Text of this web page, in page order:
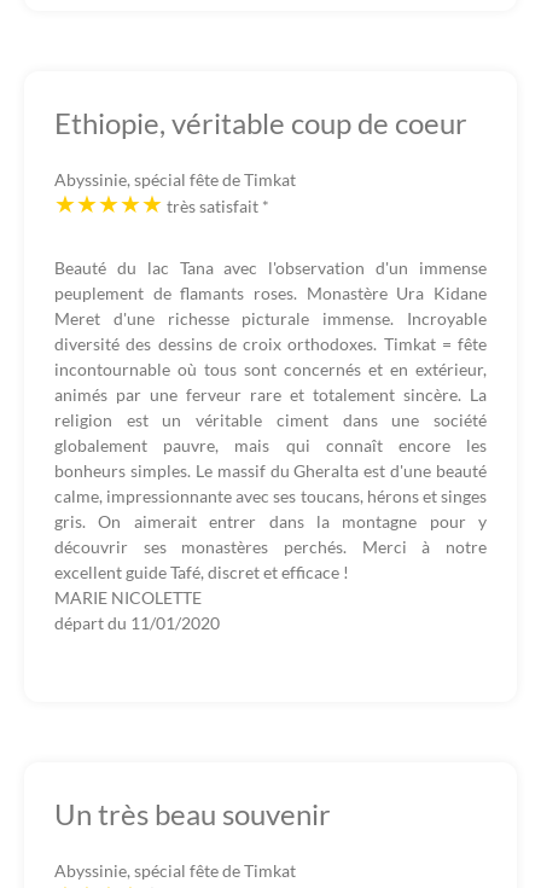
Ethiopie, véritable coup de coeur
Abyssinie, spécial fête de Timkat
très satisfait *
Beauté du lac Tana avec l'observation d'un immense
peuplement de flamants roses. Monastère Ura Kidane
Meret d'une richesse picturale immense. Incroyable
diversité des dessins de croix orthodoxes. Timkat = fête
incontournable où tous sont concernés et en extérieur,
animés par une ferveur rare et totalement sincère. La
religion est un véritable ciment dans une société
globalement pauvre, mais qui connaît encore les
bonheurs simples. Le massif du Gheralta est d'une beauté
calme, impressionnante avec ses toucans, hérons et singes
gris. On aimerait entrer dans la montagne pour y
découvrir ses monastères perchés. Merci à notre
excellent guide Tafé, discret et efficace !
MARIE NICOLETTE
départ du 11/01/2020
Un très beau souvenir
Abyssinie, spécial fête de Timkat